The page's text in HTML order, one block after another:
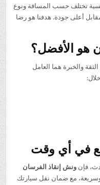
تختلف حسب المسافة ونوع
أعلى جودة. هدفنا هو رضا
هو الأفضل؟
والخبرة هما العامل
في أي وقت
فإنونش إنقاذ الفرسان
وسريعة، مع ضمان نقل سيارتك